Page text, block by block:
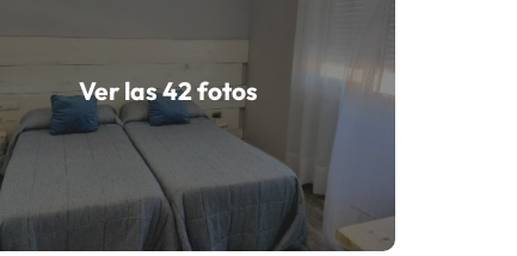
Ver las 42 fotos